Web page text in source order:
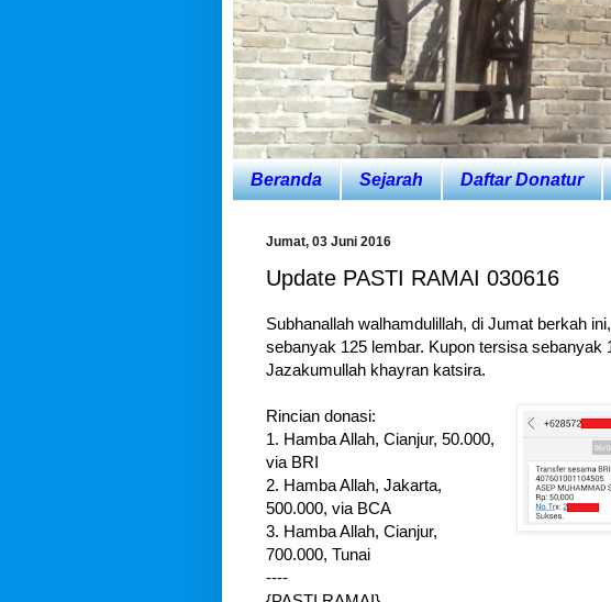
Beranda Sejarah Daftar Donatur
Jumat, 03 Juni 2016
Update PASTI RAMAI 030616
Subhanallah walhamdulillah, di Jumat berkah
sebanyak 125 lembar. Kupon tersisa sebanyak
Jazakumullah khayran katsira.
Rincian donasi:
1. Hamba Allah, Cianjur, 50.000,
via BRI
2. Hamba Allah, Jakarta,
500.000, via BCA
3. Hamba Allah, Cianjur,
700.000, Tunai
----